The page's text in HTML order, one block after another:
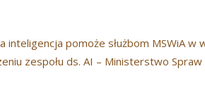
inteligencja pomoże służbom MSWiA
zespołu ds. AI – Ministerstwo